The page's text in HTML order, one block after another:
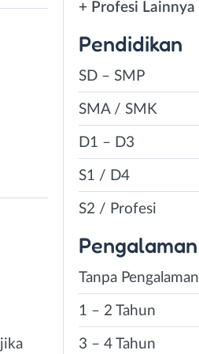
+ Profesi Lainnya
Pendidikan
SD – SMP
SMA / SMK
D1 – D3
S1 / D4
S2 / Profesi
Pengalaman
Tanpa Pengalaman
1 – 2 Tahun
3 – 4 Tahun